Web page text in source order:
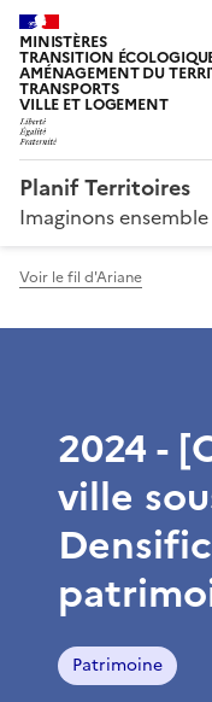
MINISTÈRES
TRANSITION
AMÉNAGEMENT DU
TRANSPORTS
VILLE ET LOGEMENT
Planif Territoires
Imaginons
Voir le fil d'Ariane
2024 -
ville
Patrimoine